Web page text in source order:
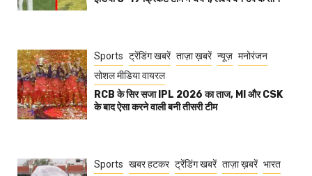
Sports ट्रेंडिंग खबरें ताज़ा ख़बरें न्यूज़ मनोरंजन
सोशल मीडिया वायरल
RCB के सिर सजा IPL 2026 का ताज, MI और CSK
के बाद ऐसा करने वाली बनी तीसरी टीम
Sports खबर हटकर ट्रेंडिंग खबरें ताज़ा ख़बरें भारत